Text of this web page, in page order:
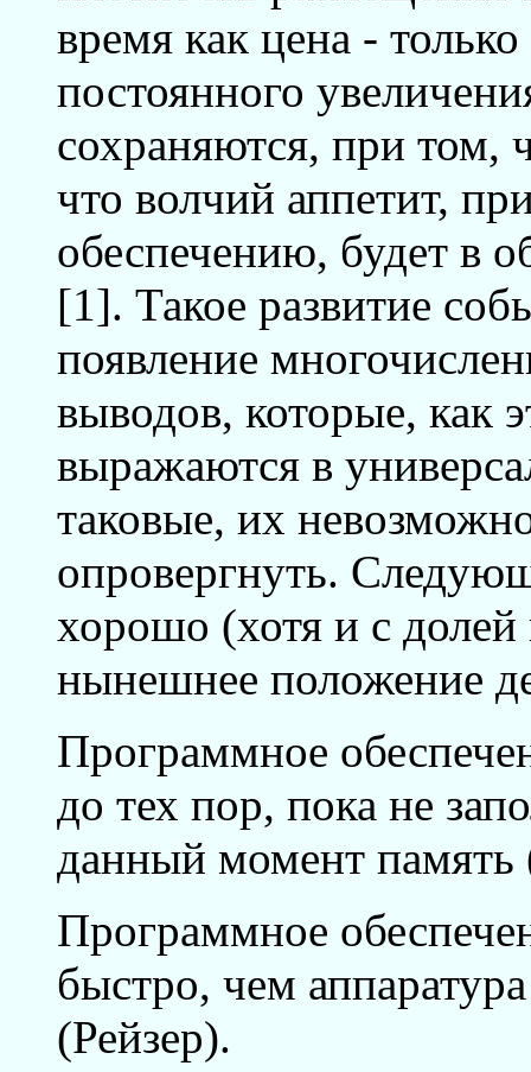
время как цена -
постоянного
сохраняются, при том,
что волчий аппетит,
обеспечению, будет в
[1]. Такое развитие
появление
выводов, которые, как
выражаются в
таковые, их
опровергнуть.
хорошо (хотя и с
нынешнее положение
Программное
до тех пор, пока не
данный момент
Программное
быстро, чем
(Рейзер).